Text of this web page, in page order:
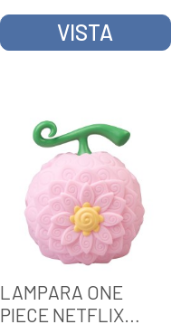
VISTA
LAMPARA ONE
PIECE NETFLIX